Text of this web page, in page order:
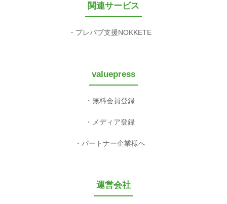
関連サービス
プレパブ支援NOKKETE
valuepress
無料会員登録
メディア登録
パートナー企業様へ
運営会社